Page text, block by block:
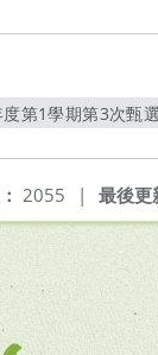
第1學期第3次甄
最後更
2055 |